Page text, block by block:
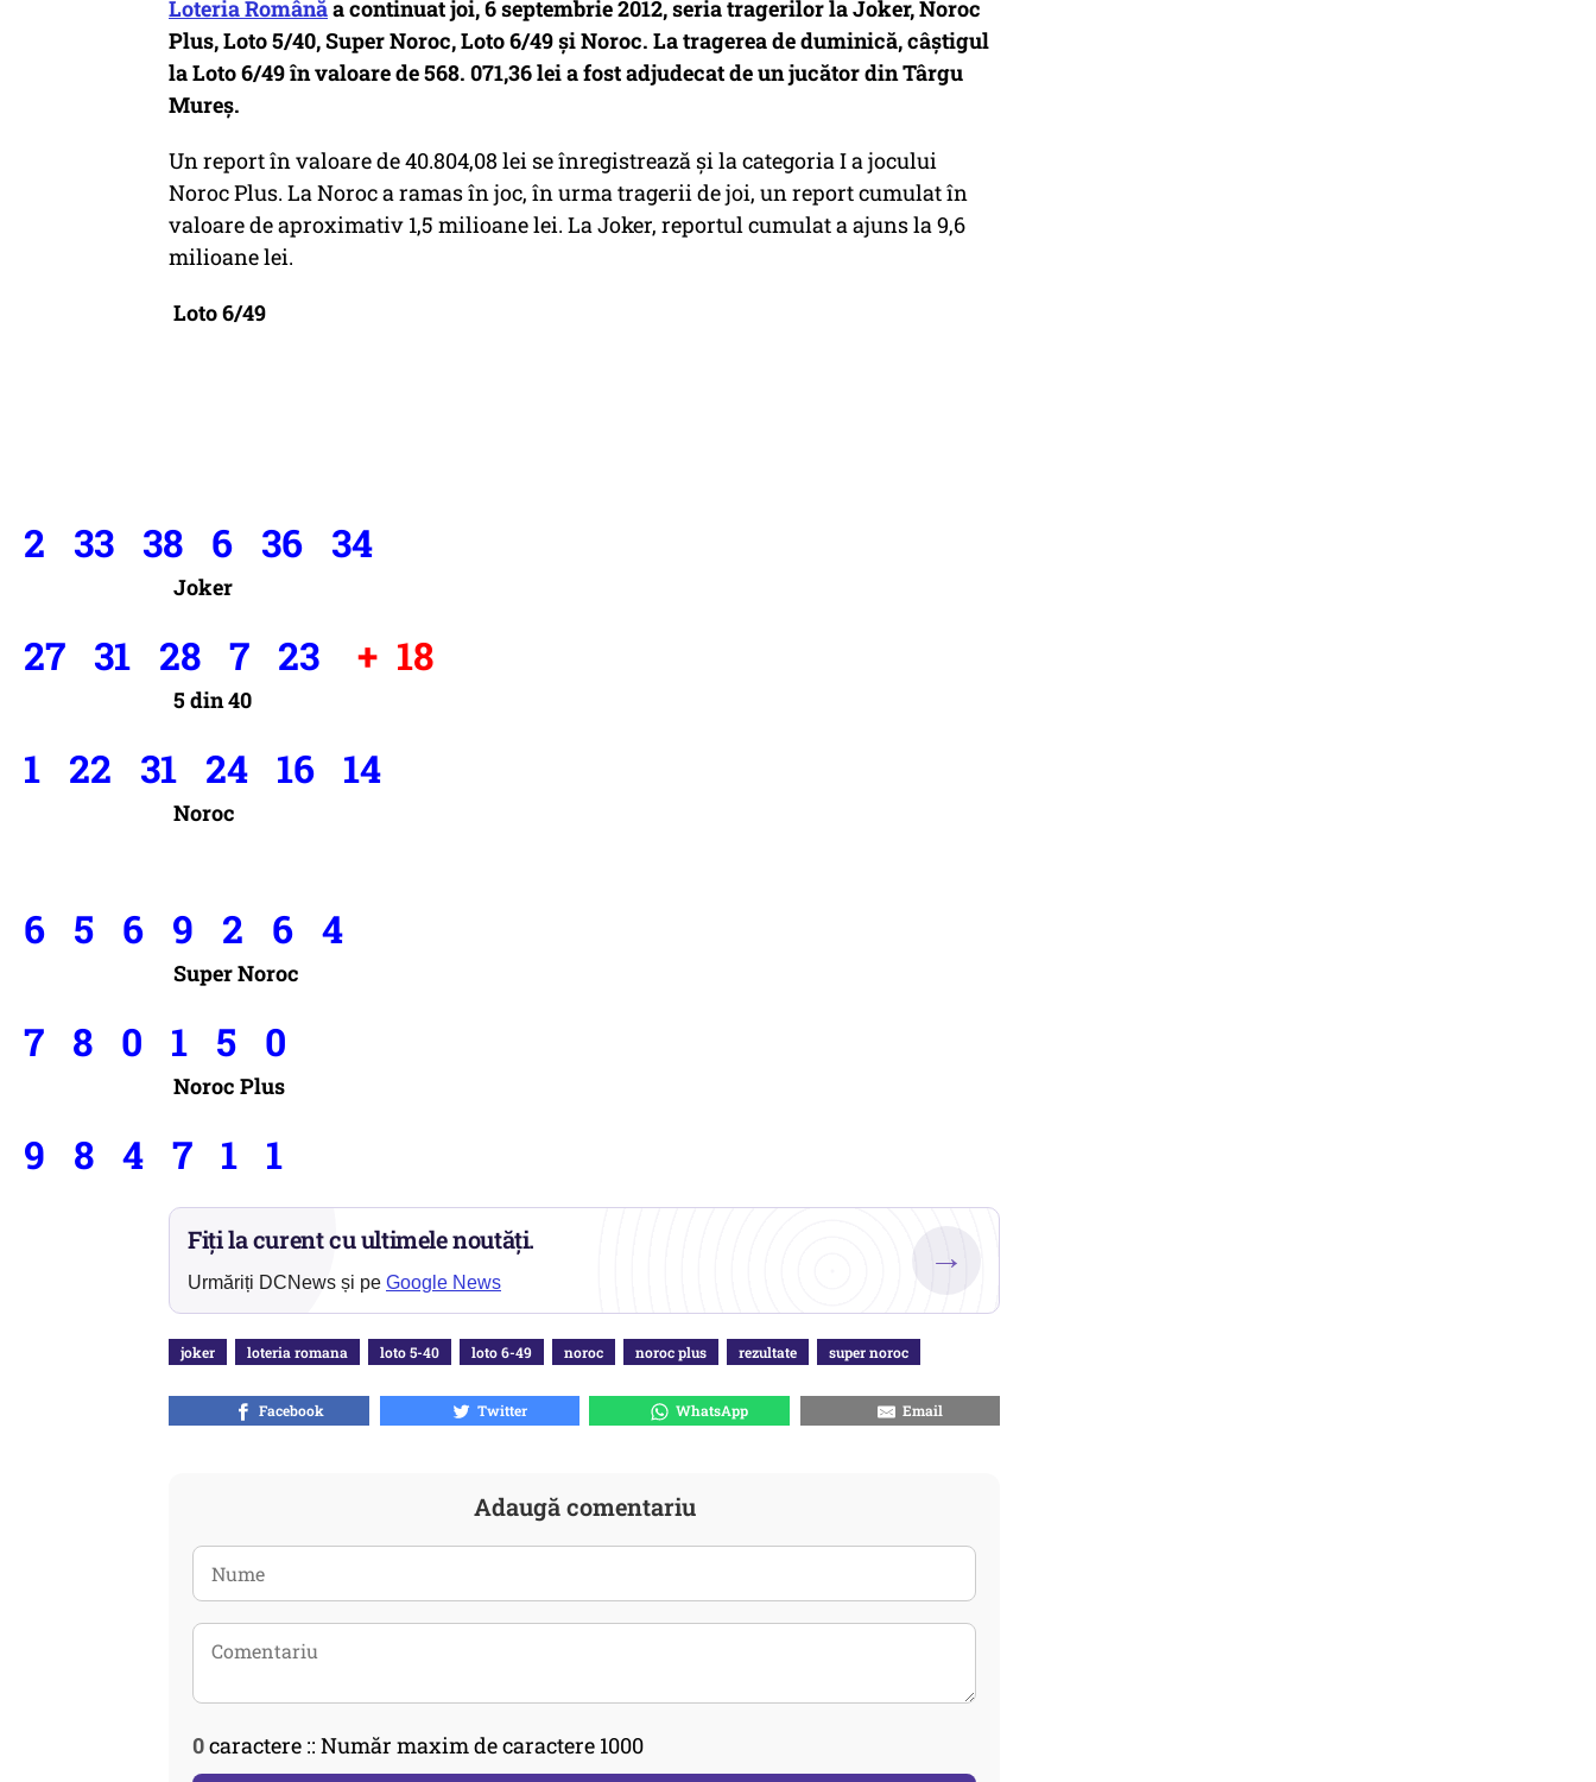
Loteria Românăa continuat joi, 6 septembrie 2012, seria tragerilor la Joker, Noroc
Plus, Loto 5/40, Super Noroc, Loto 6/49 şi Noroc. La tragerea de duminică, câștigul
la Loto 6/49 în valoare de 568. 071,36 lei a fost adjudecat de un jucător din Târgu
Mureș.
Un report în valoare de 40.804,08 lei se înregistrează și la categoria I a jocului
Noroc Plus. La Noroc a ramas în joc, în urma tragerii de joi, un report cumulat în
valoare de aproximativ 1,5 milioane lei. La Joker, reportul cumulat a ajuns la 9,6
milioane lei.
Loto 6/49
2 33 38 6 36 34
Joker
27 31 28 7 23 + 18
5 din 40
1 22 31 24 16 14
Noroc
6 5 6 9 2 6 4
Super Noroc
7 8 0 1 5 0
Noroc Plus
9 8 4 7 1 1
Fiți la curent cu ultimele noutăți.
Urmăriți DCNews și pe Google News
→
joker loteria romana loto 5-40 loto 6-49 noroc noroc plus rezultate super noroc
Facebook Twitter WhatsApp Email
Adaugă comentariu
0caractere :: Număr maxim de caractere 1000